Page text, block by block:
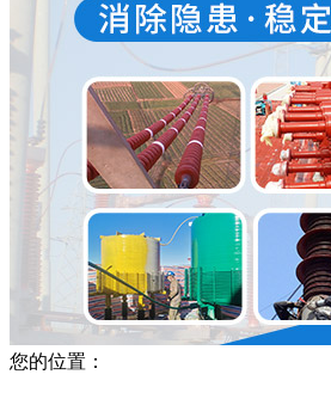
您的位置：